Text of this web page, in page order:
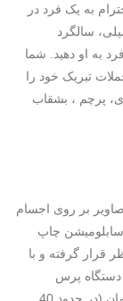
به یک فرد در
سالگرد
به او دهید. شما
تبریک خود را
پرچم ، بشقاب
بر روی اجسام
چاپ
گرفته و با
پرس